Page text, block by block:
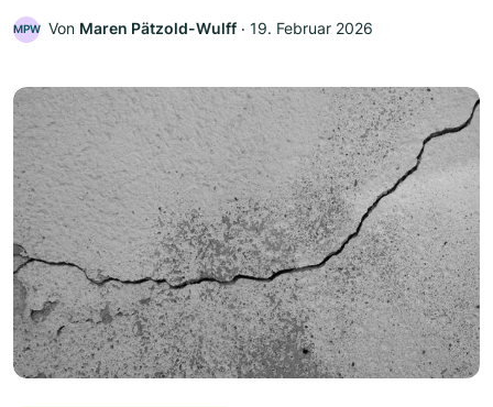
MPW Von Maren Pätzold-Wulff ‧ 19. Februar 2026